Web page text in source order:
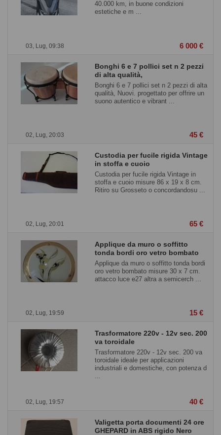
03, Lug, 09:38
40.000 km, in buone condizioni
estetiche e m ...
6 000 €
02, Lug, 20:03
Bonghi 6 e 7 pollici set n 2 pezzi
di alta qualità,
Bonghi 6 e 7 pollici set n 2 pezzi di alta
qualità, Nuovi. progettato per offrire un
suono autentico e vibrant ...
45 €
02, Lug, 20:01
Custodia per fucile rigida Vintage
in stoffa e cuoio
Custodia per fucile rigida Vintage in
stoffa e cuoio misure 86 x 19 x 8 cm.
Ritiro su Grosseto o concordandosu ...
65 €
02, Lug, 19:59
Applique da muro o soffitto
tonda bordi oro vetro bombato
Applique da muro o soffitto tonda bordi
oro vetro bombato misure 30 x 7 cm.
attacco luce e27 altra a semicerch ...
15 €
02, Lug, 19:57
Trasformatore 220v - 12v sec. 200
va toroidale
Trasformatore 220v - 12v sec. 200 va
toroidale ideale per applicazioni
industriali e domestiche, con potenza d
...
40 €
Valigetta porta documenti 24 ore
GHEPARD in ABS rigido Nero